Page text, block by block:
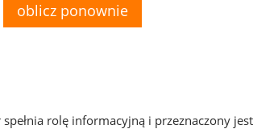
oblicz ponownie
rolę informacyjną i przeznaczony jest